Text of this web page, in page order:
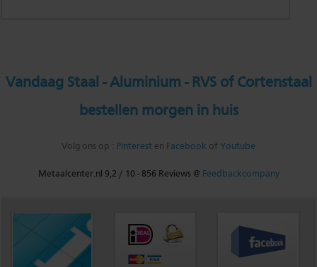
Vandaag Staal - Aluminium - RVS of Cortenstaal
bestellen morgen in huis
Volg ons op : Pinterest en Facebook of Youtube
Metaalcenter.nl 9,2 / 10 -856 Reviews @ Feedbackcompany